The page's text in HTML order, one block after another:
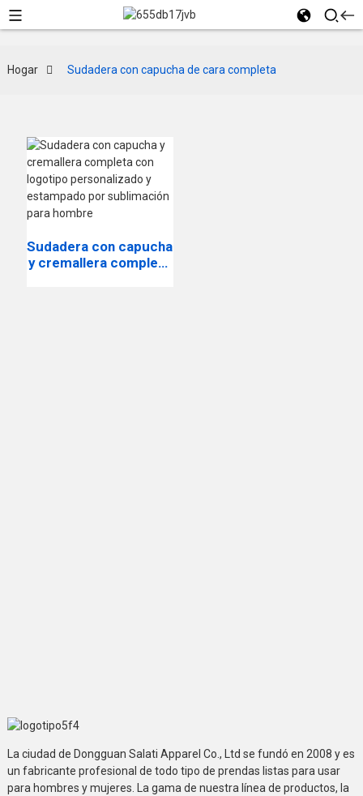
Hogar Sudadera con capucha de cara completa
Sudadera con capucha
y cremallera completa
La ciudad de Dongguan Salati Apparel Co., Ltd se fundó en 2008 y es
un fabricante profesional de todo tipo de prendas listas para usar
para hombres y mujeres. La gama de nuestra línea de productos, la